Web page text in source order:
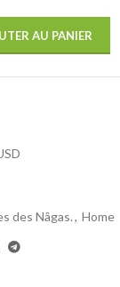
AU PANIER
des Nâgas., Home